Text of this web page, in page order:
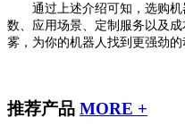
通过上述介绍可知，选购机
数、应用场景、定制服务以及
雾，为你的机器人找到更强劲的
推荐产品 MORE +